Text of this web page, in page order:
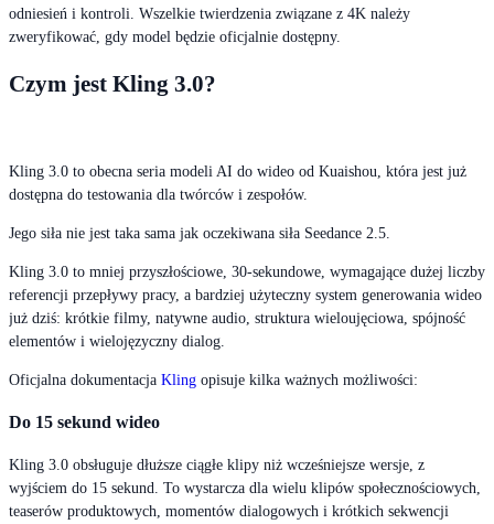
odniesień i kontroli. Wszelkie twierdzenia związane z 4K należy
zweryfikować, gdy model będzie oficjalnie dostępny.
Czym jest Kling 3.0?
Kling 3.0 to obecna seria modeli AI do wideo od Kuaishou, która jest już
dostępna do testowania dla twórców i zespołów.
Jego siła nie jest taka sama jak oczekiwana siła Seedance 2.5.
Kling 3.0 to mniej przyszłościowe, 30-sekundowe, wymagające dużej liczby
referencji przepływy pracy, a bardziej użyteczny system generowania wideo
już dziś: krótkie filmy, natywne audio, struktura wieloujęciowa, spójność
elementów i wielojęzyczny dialog.
Oficjalna dokumentacja Kling opisuje kilka ważnych możliwości:
Do 15 sekund wideo
Kling 3.0 obsługuje dłuższe ciągłe klipy niż wcześniejsze wersje, z
wyjściem do 15 sekund. To wystarcza dla wielu klipów społecznościowych,
teaserów produktowych, momentów dialogowych i krótkich sekwencji